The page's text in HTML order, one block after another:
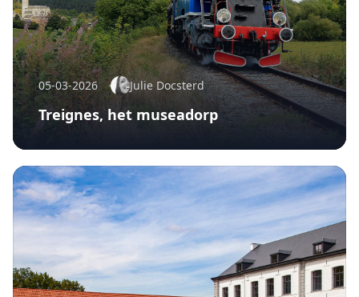
05-03-2026 Julie Docsterd
Treignes, het museadorp